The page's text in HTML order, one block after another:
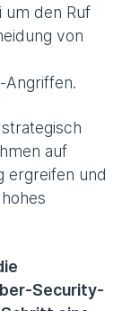
um den Ruf
von
Angriffen.
auf
ergreifen und
Security-